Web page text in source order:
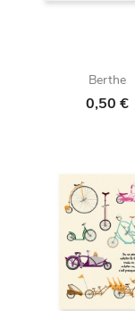
Berthe
0,50 €